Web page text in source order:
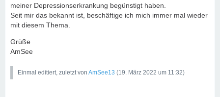
meiner Depressionserkrankung begünstigt haben.
Seit mir das bekannt ist, beschäftige ich mich immer mal wieder
mit diesem Thema.
Grüße
AmSee
Einmal editiert, zuletzt von AmSee13 (19. März 2022 um 11:32)